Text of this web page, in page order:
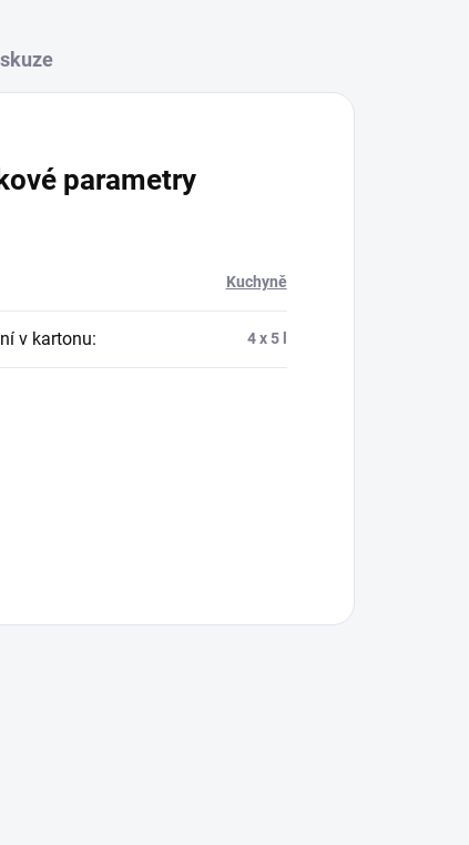
parametry
Kuchyně
v kartonu: 4 x 5 l